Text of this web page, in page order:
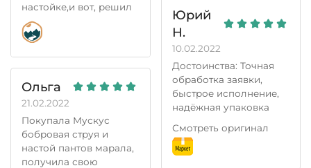
настойке,и вот, решил
сам попробовать, но
увидев что за отзыв
написал этот отзыв,
попробую настойку,
буду рекомендовать
друзьям и знакомым.
Всем спасибо, всем
бобра(добра).
Ольга
21.02.2022
Покупала Мускус
бобровая струя и
настой пантов марала,
получила свою
Юрий
Н.
10.02.2022
Достоинства: Точная
обработка заявки,
быстрое исполнение,
надёжная упаковка
письмо - автомат с
прогнозом доставки
Смотреть оригинал